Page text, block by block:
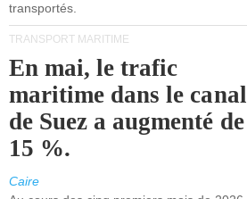
transportés.
TRANSPORT MARITIME
En mai, le trafic
maritime dans le canal
de Suez a augmenté de
15 %.
Caire